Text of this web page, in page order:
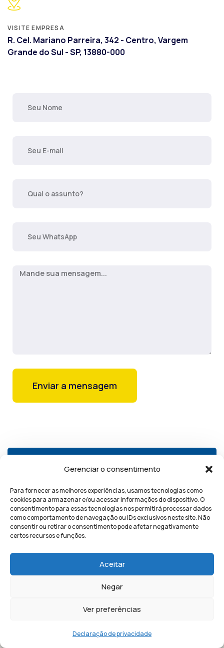
Gerenciar o consentimento
Para fornecer as melhores experiências, usamos tecnologias como
cookies para armazenar e/ou acessar informações do dispositivo. O
consentimento para essas tecnologias nos permitirá processar dados
como comportamento de navegação ou IDs exclusivos neste site. Não
consentir ou retirar o consentimento pode afetar negativamente
certos recursos e funções.
Aceitar
Negar
Ver preferências
Declaração de privacidade
VISITE EMPRESA
R. Cel. Mariano Parreira, 342 - Centro, Vargem
Grande do Sul - SP, 13880-000
Enviar a mensagem
Horário de funcionamento
Segunda – Sexta
08:00 – 18:00